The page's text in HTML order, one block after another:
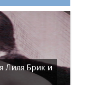
Лиля Брик и